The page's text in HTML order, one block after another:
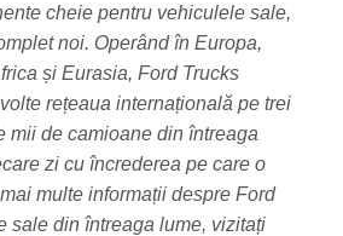
cheie pentru vehiculele sale,
noi. Operând în Europa,
și Eurasia, Ford Trucks
rețeaua internațională pe trei
mii de camioane din întreaga
zi cu încrederea pe care o
multe informații despre Ford
sale din întreaga lume, vizitați